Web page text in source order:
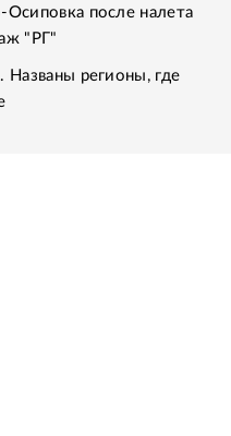
после налета
"РГ"
Названы регионы, где